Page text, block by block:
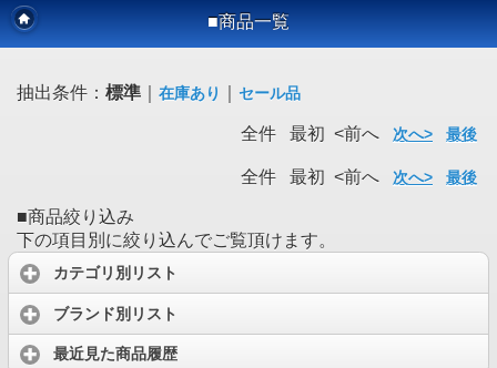
■商品一覧
抽出条件： 標準 在庫あり セール品
全件 最初 <前へ 次へ> 最後
全件 最初 <前へ 次へ> 最後
■商品絞り込み
下の項目別に絞り込んでご覧頂けます。
カテゴリ別リスト
ブランド別リスト
最近見た商品履歴